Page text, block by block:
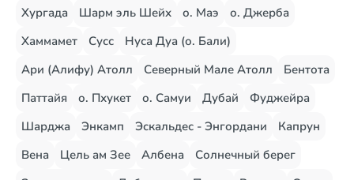
Хургада Шарм эль Шейх о. Маэ
о. Джерба
Хаммамет
Сусс
Нуса Дуа (о. Бали)
Ари (Алифу) Атолл
Северный Мале Атолл
Бентота
Паттайя
о. Пхукет о. Самуи Дубай
Фуджейра
Шарджа
Энкамп Эскальдес - Энгордани
Капрун
Вена
Цель ам Зее Албена
Солнечный берег